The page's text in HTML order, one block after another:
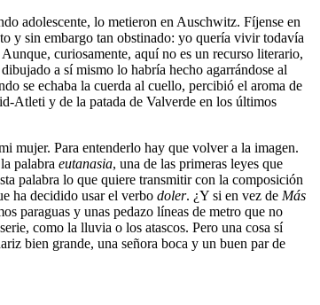
adolescente, lo metieron en Auschwitz. Fíjense en
y sin embargo tan obstinado: yo quería vivir todavía
curiosamente, aquí no es un recurso literario,
a sí mismo lo habría hecho agarrándose al
se echaba la cuerda al cuello, percibió el aroma de
Atleti y de la patada de Valverde en los últimos
mujer. Para entenderlo hay que volver a la imagen.
palabra eutanasia, una de las primeras leyes que
palabra lo que quiere transmitir con la composición
ha decidido usar el verbo doler. ¿Y si en vez de Más
paraguas y unas pedazo líneas de metro que no
como la lluvia o los atascos. Pero una cosa sí
bien grande, una señora boca y un buen par de